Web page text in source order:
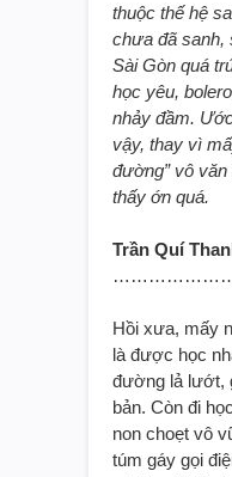
thuộc thế hệ
chưa đã sanh,
Sài Gòn quá
học yêu,
nhảy đầm.
vậy, thay vì
đường” vô
thấy ớn quá.
Trần Quí
Hồi xưa, mấy
là được học
đường lả lướt,
bản. Còn đi
non choẹt vô
túm gáy gọi